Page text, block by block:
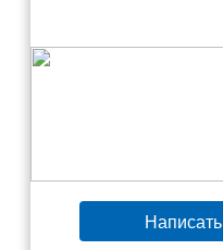
Написать